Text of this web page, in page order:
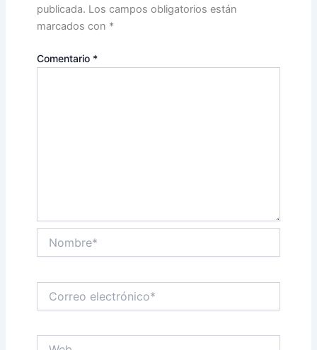
publicada. Los campos obligatorios están
marcados con *
Comentario *
electrónico*